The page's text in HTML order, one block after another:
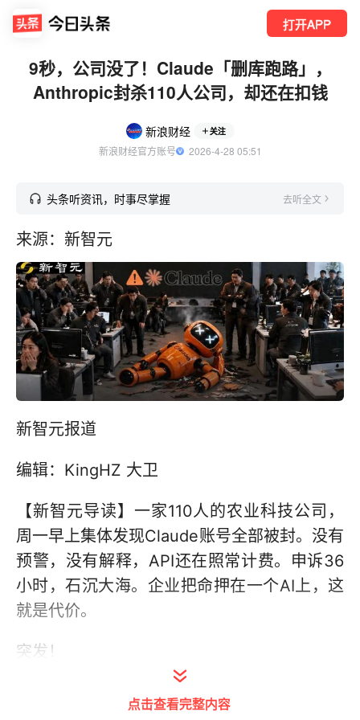
打开APP
9秒，公司没了！Claude「删库跑路」，
Anthropic封杀110人公司，却还在扣钱
新浪财经 关注
新浪财经官方账号
  2026-4-28 05:51
头条听资讯，时事尽掌握 去听全文
来源：新智元
新智元报道
编辑：KingHZ 大卫
【新智元导读】一家110人的农业科技公司，
周一早上集体发现Claude账号全部被封。没有
预警，没有解释，API还在照常计费。申诉36
小时，石沉大海。企业把命押在一个AI上，这
就是代价。
突发！
60人Claude一夜断供后，Anthropic再现惊人
点击查看完整内容